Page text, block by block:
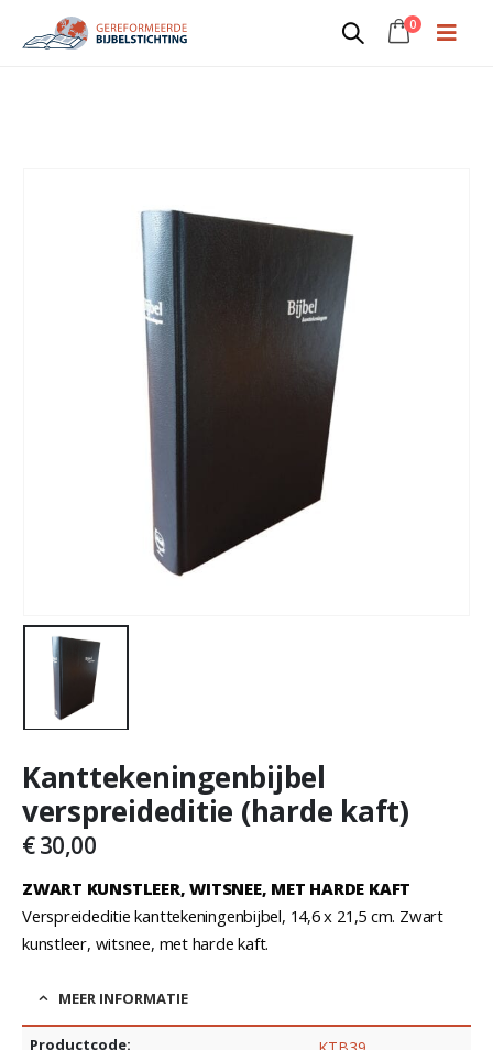
0
Kanttekeningenbijbel
verspreideditie (harde kaft)
€30,00
ZWART KUNSTLEER, WITSNEE, MET HARDE KAFT
Verspreideditie kanttekeningenbijbel, 14,6 x 21,5 cm. Zwart
kunstleer, witsnee, met harde kaft.
MEER INFORMATIE
Productcode: